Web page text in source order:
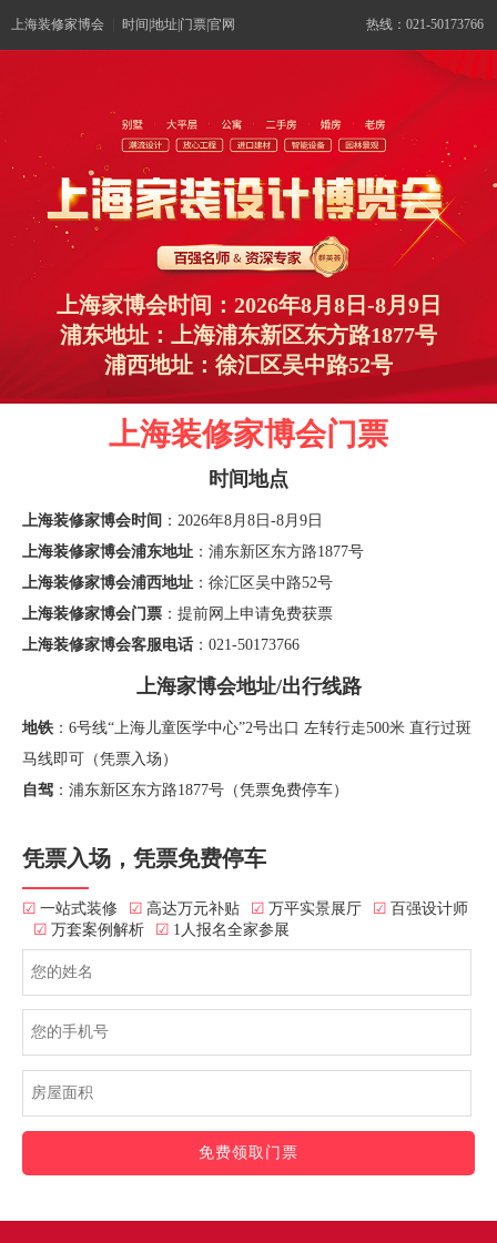
上海装修家博会 时间|地址|门票|官网 热线：021-50173766
上海家博会时间：2026年8月8日-8月9日
浦东地址：上海浦东新区东方路1877号
浦西地址：徐汇区吴中路52号
上海装修家博会门票
时间地点
上海装修家博会时间 ：2026年8月8日-8月9日
上海装修家博会浦东地址 ：浦东新区东方路1877号
上海装修家博会浦西地址 ：徐汇区吴中路52号
上海装修家博会门票 ：提前网上申请免费获票
上海装修家博会客服电话 ：021-50173766
上海家博会地址/出行线路
地铁 ：6号线“上海儿童医学中心”2号出口 左转行走500米 直行过斑
马线即可（凭票入场）
自驾 ：浦东新区东方路1877号（凭票免费停车）
凭票入场，凭票免费停车
☑ 一站式装修 ☑ 高达万元补贴 ☑ 万平实景展厅 ☑ 百强设计师
☑ 万套案例解析 ☑ 1人报名全家参展
免费领取门票